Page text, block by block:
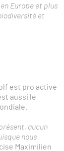
Europe et plus
et
est pro active
aussi le
aucun
nous
Maximilien